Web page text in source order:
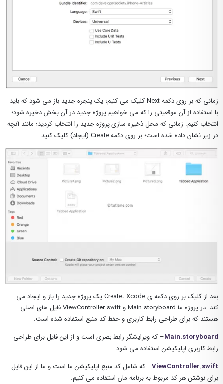
زمانی که بر روی دکمه Next کلیک می کنیم؛ یک پنجره جدید باز می شود که باید
با استفاده از آن موقعیتی را که می خواهیم پروژه جدید در آن بخش ذخیره شود؛
انتخاب کنیم. زمانی که محل ذخیره سازی پروژه جدید را انتخاب کردید؛ مانند آنچه
در زیر نشان داده شده است؛ بر روی دکمه Create (ایجاد) کلیک کنید.
بعد از کلیک بر روی دکمه ی Create، Xcode یک پروژه جدید را باز و ایجاد می
کند. در پروژه ما Main.storyboard و ViewController.swift فایل های اصلی
هستند که برای طراحی رابط کاربری و حفظ کد منبع استفاده شده است.
Main.storyboard– که ویرایشگر رابط بصری است و از این فایل برای طراحی
رابط کاربری اپلیکیشن استفاده می شود.
ViewController.swift– که شامل کد منبع اپلیکیشن ما است و ما از این فایل
برای نوشتن هر کد مربوط به برنامه مان استفاده می کنیم.